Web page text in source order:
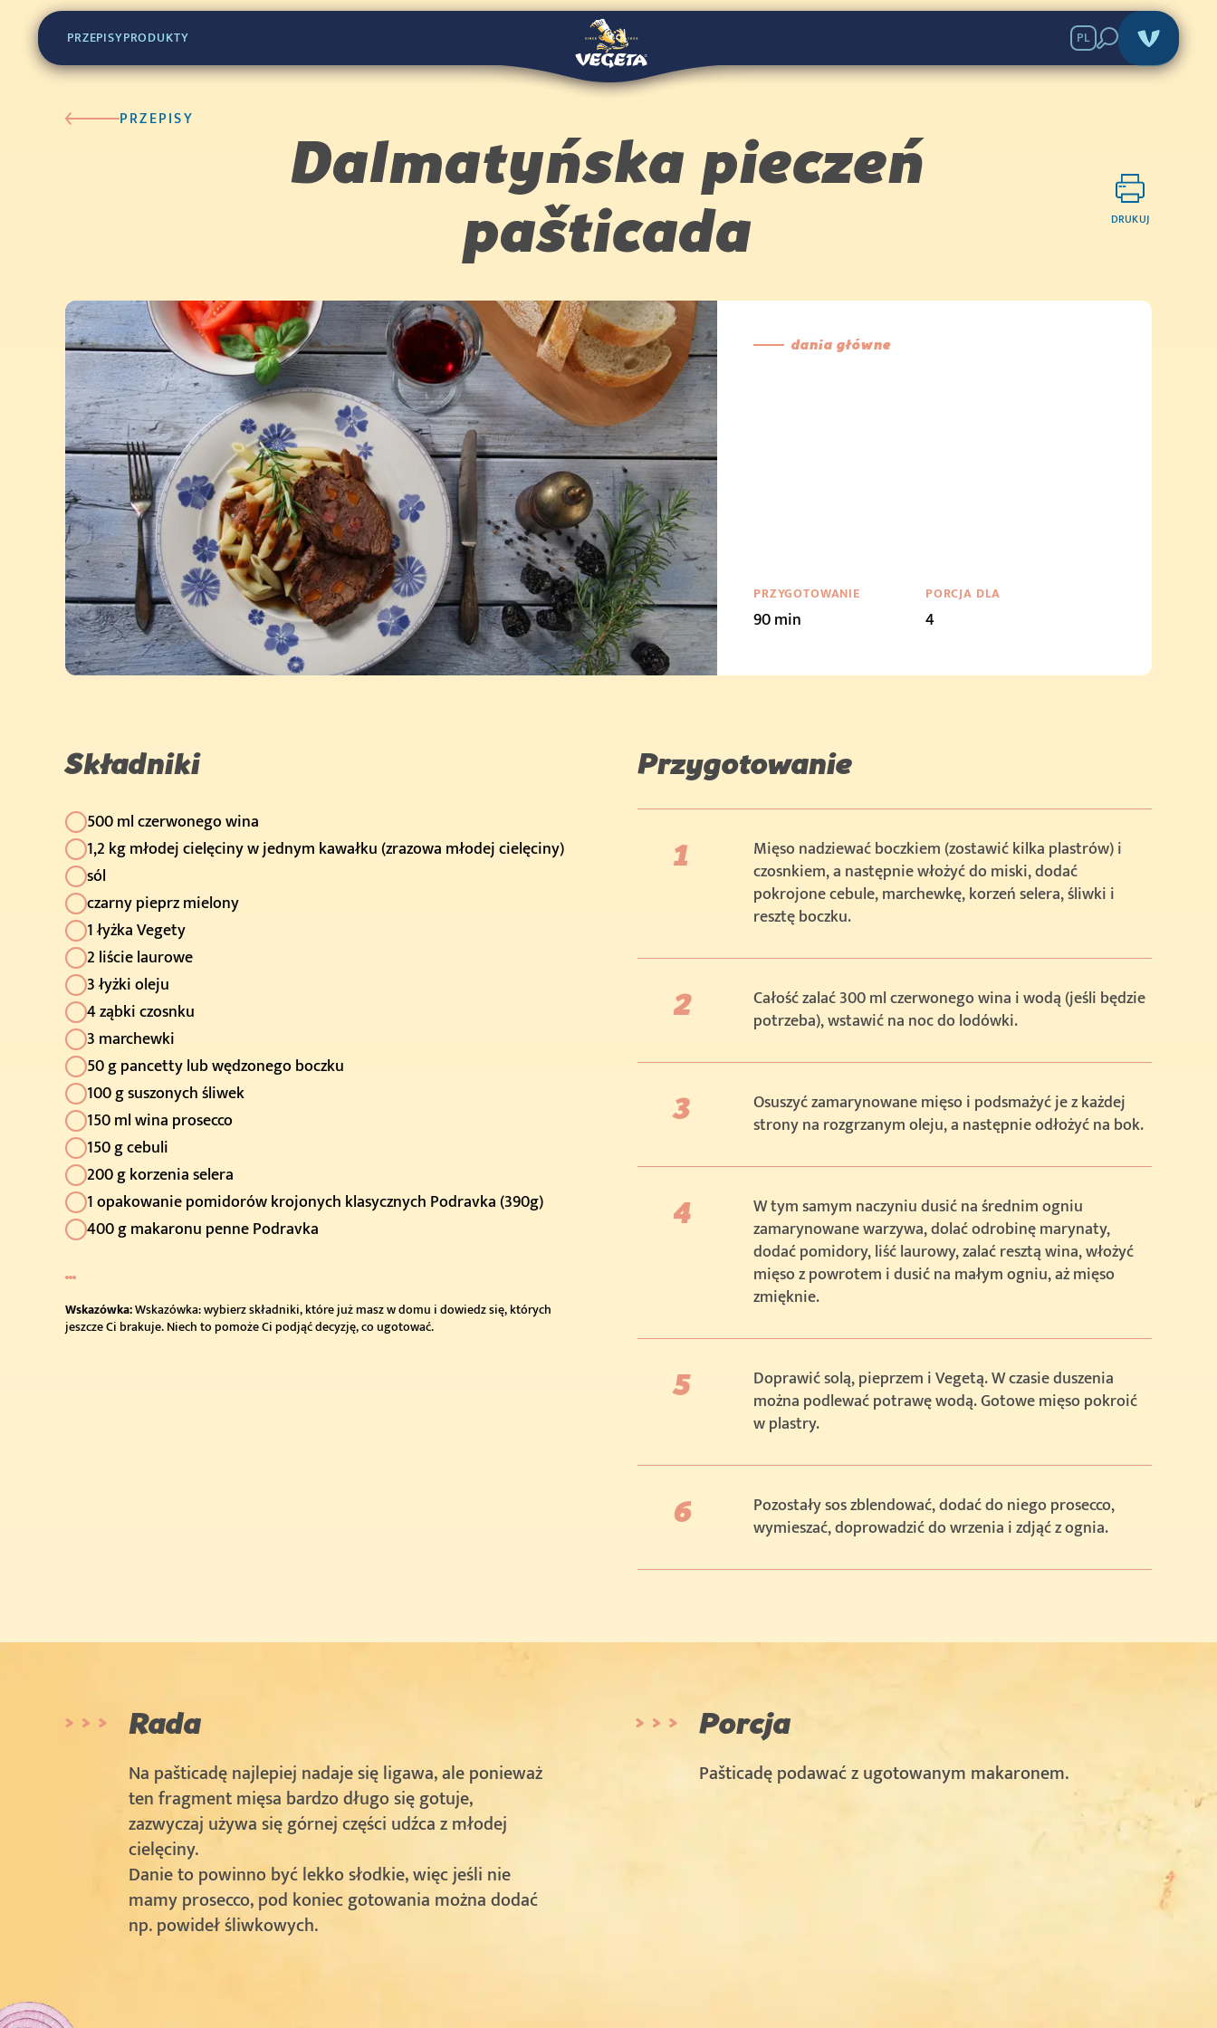
PRZEPISYPRODUKTY PL
PRZEPISY
Dalmatyńska pieczeń
pašticada
DRUKUJ
dania główne
PRZYGOTOWANIE
90 min
PORCJA DLA
4
Składniki
500 ml czerwonego wina
1,2 kg młodej cielęciny w jednym kawałku (zrazowa młodej cielęciny)
sól
czarny pieprz mielony
1 łyżka Vegety
2 liście laurowe
3 łyżki oleju
4 ząbki czosnku
3 marchewki
50 g pancetty lub wędzonego boczku
100 g suszonych śliwek
150 ml wina prosecco
150 g cebuli
200 g korzenia selera
1 opakowanie pomidorów krojonych klasycznych Podravka (390g)
400 g makaronu penne Podravka
Wskazówka:Wskazówka: wybierz składniki, które już masz w domu i dowiedz się, których
jeszcze Ci brakuje. Niech to pomoże Ci podjąć decyzję, co ugotować.
Przygotowanie
Mięso nadziewać boczkiem (zostawić kilka plastrów) i
czosnkiem, a następnie włożyć do miski, dodać
pokrojone cebule, marchewkę, korzeń selera, śliwki i
resztę boczku.
Całość zalać 300 ml czerwonego wina i wodą (jeśli będzie
potrzeba), wstawić na noc do lodówki.
Osuszyć zamarynowane mięso i podsmażyć je z każdej
strony na rozgrzanym oleju, a następnie odłożyć na bok.
W tym samym naczyniu dusić na średnim ogniu
zamarynowane warzywa, dolać odrobinę marynaty,
dodać pomidory, liść laurowy, zalać resztą wina, włożyć
mięso z powrotem i dusić na małym ogniu, aż mięso
zmięknie.
Doprawić solą, pieprzem i Vegetą. W czasie duszenia
można podlewać potrawę wodą. Gotowe mięso pokroić
w plastry.
Pozostały sos zblendować, dodać do niego prosecco,
wymieszać, doprowadzić do wrzenia i zdjąć z ognia.
Rada
Na pašticadę najlepiej nadaje się ligawa, ale ponieważ
ten fragment mięsa bardzo długo się gotuje,
zazwyczaj używa się górnej części udźca z młodej
cielęciny.
Danie to powinno być lekko słodkie, więc jeśli nie
mamy prosecco, pod koniec gotowania można dodać
np. powideł śliwkowych.
Porcja
Pašticadę podawać z ugotowanym makaronem.